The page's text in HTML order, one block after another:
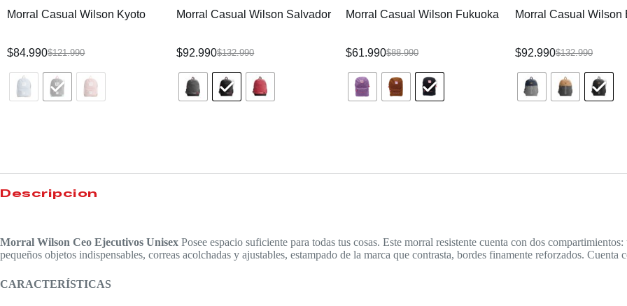
Morral Casual Wilson Kyoto
$121.990
$84.990
Morral Casual Wilson Salvador
$132.990
$92.990
Morral Casual Wilson Fukuoka
$88.990
$61.990
Morral Casual Wilson
$132.990
$92.990
Descripción
Morral Wilson Ceo Ejecutivos Unisex Posee espacio suficiente para todas tus cosas. Este morral resistente cuenta con dos
pequeños objetos indispensables, correas acolchadas y ajustables, estampado de la marca que contrasta, bordes finamente reforzados.
CARACTERÍSTICAS